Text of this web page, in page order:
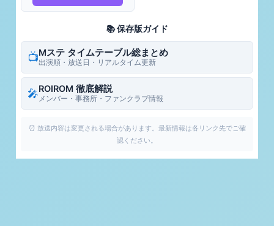
📚 保存版ガイド
📺Mステ タイムテーブル総まとめ
出演順・放送日・リアルタイム更新
🎤ROIROM 徹底解説
メンバー・事務所・ファンクラブ情報
⏰ 放送内容は変更される場合があります。最新情報は各リンク先でご確
認ください。